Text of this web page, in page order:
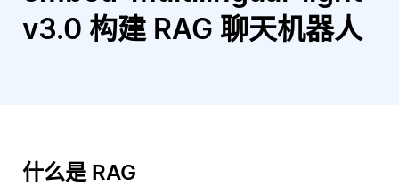
v3.0 构建 RAG 聊天机器人
什么是 RAG